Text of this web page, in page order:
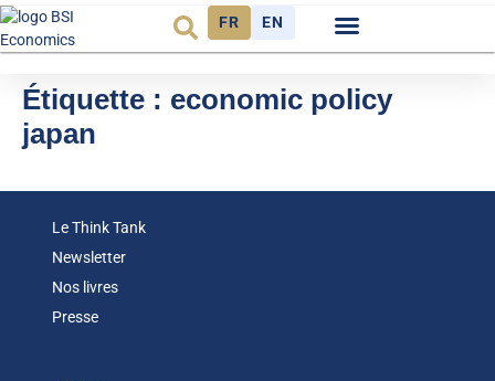
FR EN
Étiquette : economic policy
japan
Le Think Tank
Newsletter
Nos livres
Presse